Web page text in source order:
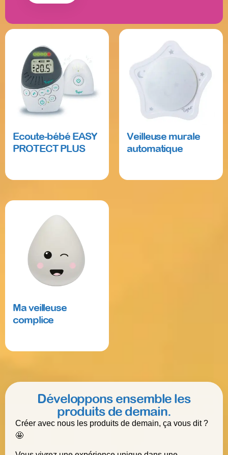
Ecoute-bébé EASY
PROTECT PLUS
Veilleuse murale
automatique
Ma veilleuse
complice
Développons ensemble les
produits de demain.
Créer avec nous les produits de demain, ça vous dit ?
🤩